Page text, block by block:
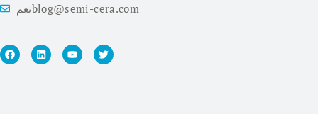
نعمblog@semi-cera.com